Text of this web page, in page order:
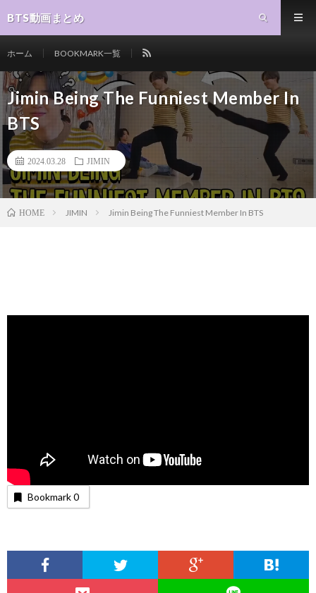
BTS動画まとめ
ホーム BOOKMARK一覧
Jimin Being The Funniest Member In
BTS
2024.03.28 JIMIN
HOME JIMIN Jimin Being The Funniest Member In BTS
Bookmark0